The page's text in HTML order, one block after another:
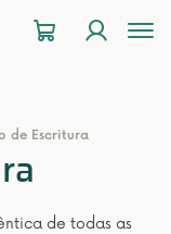
de Escritura
de todas as